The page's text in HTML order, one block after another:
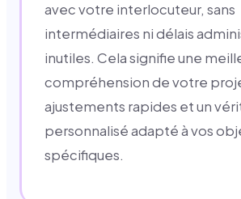
avec votre interlocuteur, sans
intermédiaires ni délais
inutiles. Cela signifie une
compréhension de votre
ajustements rapides et un
personnalisé adapté à vos
spécifiques.